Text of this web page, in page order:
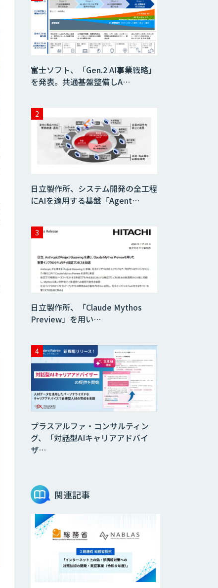
富士ソフト、「Gen.2 AI事業戦略」
を発表。共通基盤整備しA…
日立製作所、システム開発の全工程
にAIを適用する基盤「Agent…
日立製作所、「Claude Mythos
Preview」を用い…
プラスアルファ・コンサルティン
グ、「対話型AIキャリアアドバイ
ザ…
関連記事